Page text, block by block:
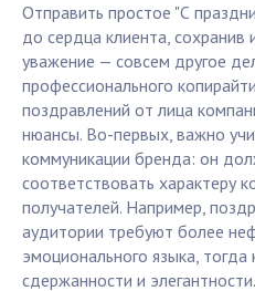
Отправить простое "С
до сердца клиента, сохранив
уважение — совсем другое
профессионального
поздравлений от лица
нюансы. Во-первых, важно
коммуникации бренда: он
соответствовать характеру
получателей. Например,
аудитории требуют более
эмоционального языка,
сдержанности и